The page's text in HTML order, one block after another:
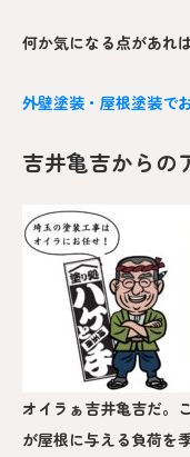
何か気になる点があれ
外壁塗装・屋根塗装で
吉井亀吉からの
オイラぁ吉井亀吉だ。
が屋根に与える負荷を